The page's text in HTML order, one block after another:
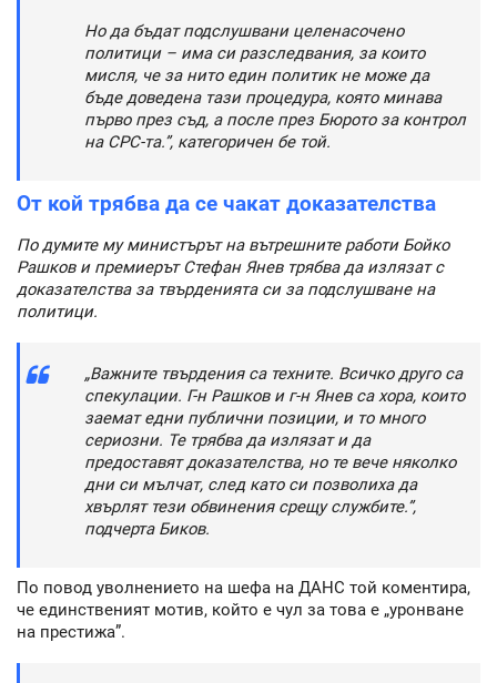
Но да бъдат подслушвани целенасочено
политици – има си разследвания, за които
мисля, че за нито един политик не може да
бъде доведена тази процедура, която минава
първо през съд, а после през Бюрото за контрол
на СРС-та.”, категоричен бе той.
От кой трябва да се чакат доказателства
По думите му министърът на вътрешните работи Бойко
Рашков и премиерът Стефан Янев трябва да излязат с
доказателства за твърденията си за подслушване на
политици.
„Важните твърдения са техните. Всичко друго са
спекулации. Г-н Рашков и г-н Янев са хора, които
заемат едни публични позиции, и то много
сериозни. Те трябва да излязат и да
предоставят доказателства, но те вече няколко
дни си мълчат, след като си позволиха да
хвърлят тези обвинения срещу службите.”,
подчерта Биков.
По повод уволнението на шефа на ДАНС той коментира,
че единственият мотив, който е чул за това е „уронване
на престижа”.